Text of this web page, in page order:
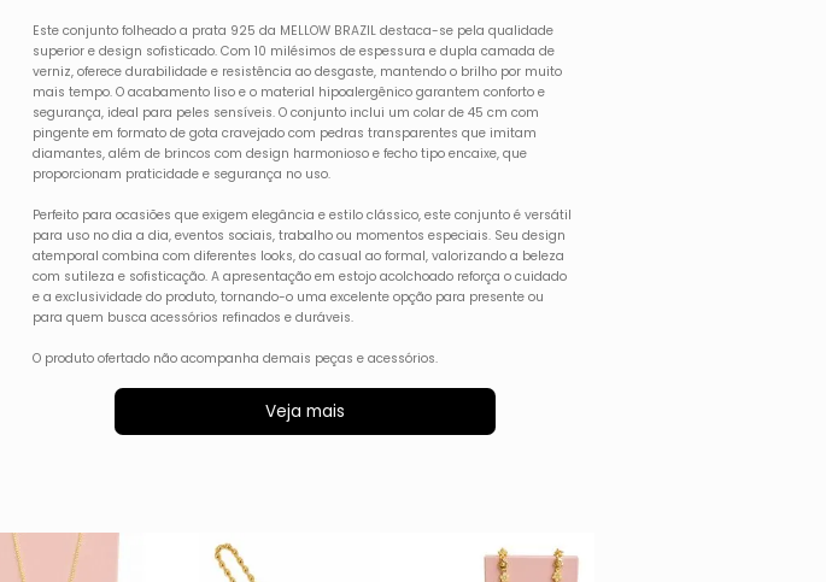
Este conjunto folheado a prata 925 da MELLOW BRAZIL destaca-se pela qualidade
superior e design sofisticado. Com 10 milésimos de espessura e dupla camada de
verniz, oferece durabilidade e resistência ao desgaste, mantendo o brilho por muito
mais tempo. O acabamento liso e o material hipoalergênico garantem conforto e
segurança, ideal para peles sensíveis. O conjunto inclui um colar de 45 cm com
pingente em formato de gota cravejado com pedras transparentes que imitam
diamantes, além de brincos com design harmonioso e fecho tipo encaixe, que
proporcionam praticidade e segurança no uso.
Perfeito para ocasiões que exigem elegância e estilo clássico, este conjunto é versátil
para uso no dia a dia, eventos sociais, trabalho ou momentos especiais. Seu design
atemporal combina com diferentes looks, do casual ao formal, valorizando a beleza
com sutileza e sofisticação. A apresentação em estojo acolchoado reforça o cuidado
e a exclusividade do produto, tornando-o uma excelente opção para presente ou
para quem busca acessórios refinados e duráveis.
O produto ofertado não acompanha demais peças e acessórios.
Veja mais